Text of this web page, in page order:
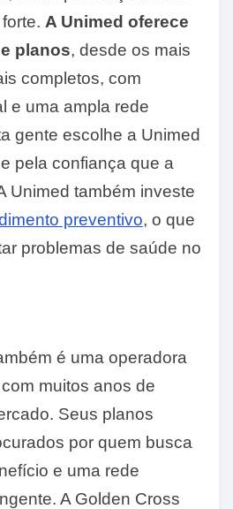
A Unimed oferece
planos, desde os mais
completos, com
e uma ampla rede
gente escolhe a Unimed
pela confiança que a
Unimed também investe
preventivo, o que
problemas de saúde no
é uma operadora
muitos anos de
Seus planos
por quem busca
e uma rede
A Golden Cross